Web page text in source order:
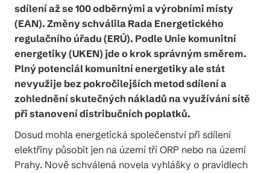
sdílení až se 100 odběrnými a výrobními místy
(EAN). Změny schválila Rada Energetického
regulačního úřadu (ERÚ). Podle Unie komunitní
energetiky (UKEN) jde o krok správným směrem.
Plný potenciál komunitní energetiky ale stát
nevyužije bez pokročilejších metod sdílení a
zohlednění skutečných nákladů na využívání sítě
při stanovení distribučních poplatků.
Dosud mohla energetická společenství při sdílení
elektřiny působit jen na území tří ORP nebo na území
Prahy. Nově schválená novela vyhlášky o pravidlech